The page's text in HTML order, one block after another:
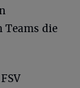
Teams die